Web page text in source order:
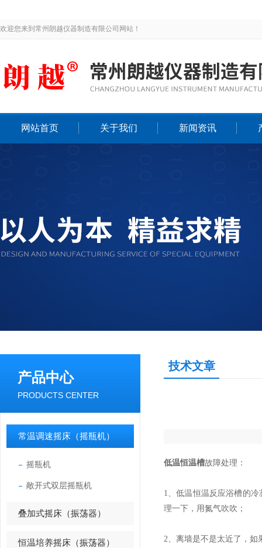
欢迎您来到常州朗越仪器制造有限公司网站！
网站首页 关于我们 新闻资讯
产品中心
PRODUCTS CENTER
常温调速摇床（摇瓶机）
摇瓶机
敞开式双层摇瓶机
叠加式摇床（振荡器）
恒温培养摇床（振荡器）
技术文章
低温恒温槽故障处理：
1、低温恒温反应浴槽的
理一下，用氮气吹吹；
2、离墙是不是太近了，如